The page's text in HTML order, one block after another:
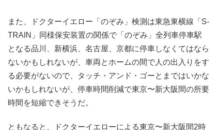
また、ドクターイエロー「のぞみ」検測は東急東横線「S-
TRAIN」同様保安装置の関係で「のぞみ」全列車停車駅
となる品川、新横浜、名古屋、京都に停車しなくてはなら
ないかもしれないが、車両とホームの間で人の出入りをす
る必要がないので、タッチ・アンド・ゴーとまではいかな
いかもしれないが、停車時間削減で東京〜新大阪間の所要
時間を短縮できそうだ。
ともなると、ドクターイエローによる東京〜新大阪間2時